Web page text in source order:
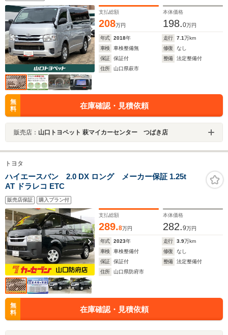
支払総額
208万円
本体価格
198.0万円
年式 2018年 走行 7.1万km
車検
車検整備無 修復
なし
保証
保証付 整備
法定整備付
住所
山口県萩市
無
料
在庫確認・見積依頼
販売店： 山口トヨペット 萩マイカーセンター つばき店
トヨタ
ハイエースバン 2.0 DX ロング メーカー保証 1.25t
AT ドラレコ ETC
販売店保証 購入プラン付
支払総額
289.8万円
本体価格
282.9万円
年式 2023年 走行 3.9万km
車検
車検整備付 修復
なし
保証
保証付 整備
法定整備付
住所
山口県防府市
無
料
在庫確認・見積依頼